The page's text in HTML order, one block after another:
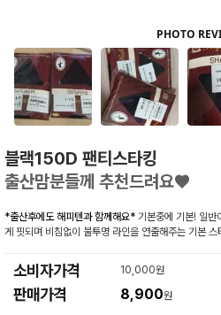
블랙150D 팬티스타킹
출산맘분들께 추천드려요♥
*출산후에도 해피텐과 함께해요* 기본중에 기본! 일
게 핏되며 비침없이 불투명 라인을 연출해주는 기본 스
소비자가격 10,000원
판매가격 8,900원